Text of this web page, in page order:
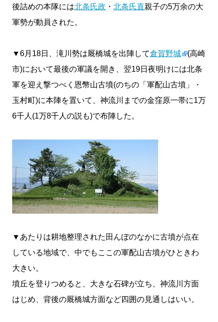
後詰めの本隊には北条氏政 ・ 北条氏直親子の5万余の大
軍勢が動員された。
▼6月18日、滝川勢は厩橋城を出陣して倉賀野城
(高崎
市)において最後の軍議を開き、翌19日夜明けには北条
軍を迎え撃つべく恩幣山古墳(のちの「軍配山古墳」・
玉村町)に本陣を置いて、神流川までの金窪原一帯に1万
6千人(1万8千人の説も)で布陣した。
▼あたりは耕地整理された田んぼのなかに古墳が点在
している地域で、中でもここの軍配山古墳がひときわ
大きい。
墳丘を登りつめると、大きな石碑が立ち、神流川方面
はじめ、背後の厩橋城方面など四囲の見通しはいい。